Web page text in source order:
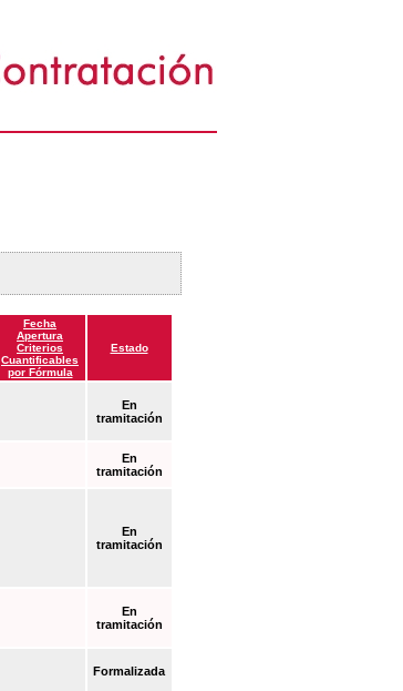
Fecha
Apertura
Criterios
Cuantificables
por Fórmula
Estado
En
tramitación
En
tramitación
En
tramitación
En
tramitación
Formalizada